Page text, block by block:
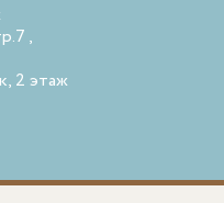
,
2 этаж